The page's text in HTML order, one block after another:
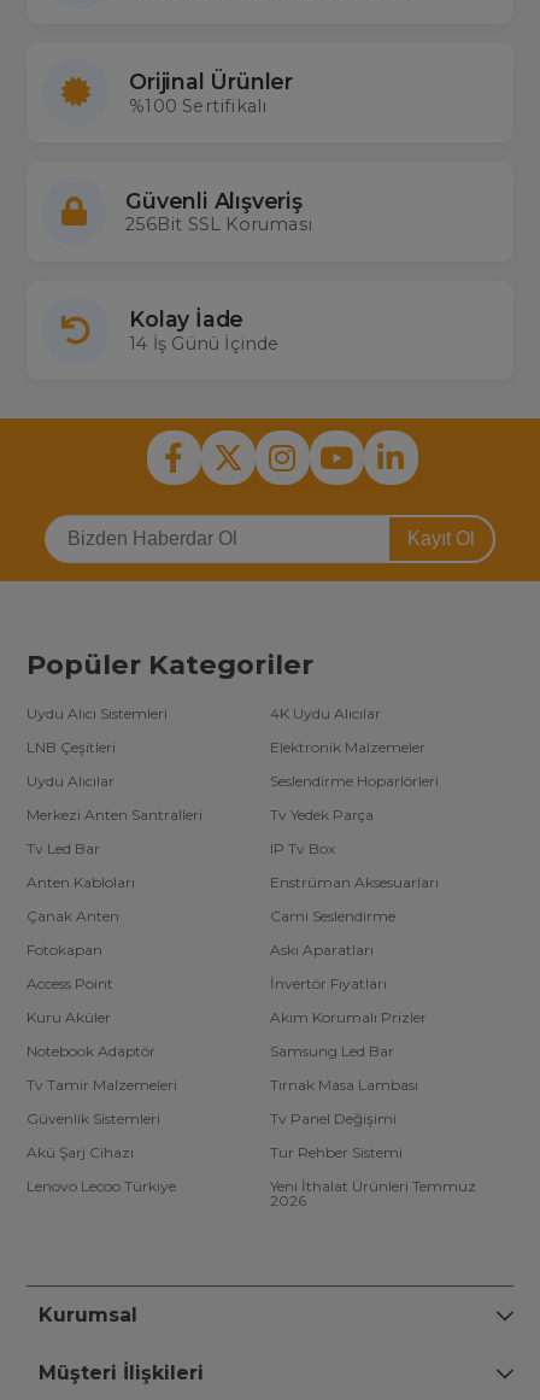
Orijinal Ürünler
%100 Sertifikalı
Güvenli Alışveriş
256Bit SSL Koruması
Kolay İade
14 İş Günü İçinde
Kayıt Ol
Popüler Kategoriler
Uydu Alıcı Sistemleri
4K Uydu Alıcılar
LNB Çeşitleri
Elektronik Malzemeler
Uydu Alıcılar
Seslendirme Hoparlörleri
Merkezi Anten Santralleri
Tv Yedek Parça
Tv Led Bar
IP Tv Box
Anten Kabloları
Enstrüman Aksesuarları
Çanak Anten
Cami Seslendirme
Fotokapan
Askı Aparatları
Access Point
İnvertör Fiyatları
Kuru Aküler
Akım Korumalı Prizler
Notebook Adaptör
Samsung Led Bar
Tv Tamir Malzemeleri
Tırnak Masa Lambası
Güvenlik Sistemleri
Tv Panel Değişimi
Akü Şarj Cihazı
Tur Rehber Sistemi
Lenovo Lecoo Türkiye
Yeni İthalat Ürünleri Temmuz
2026
Kurumsal
Müşteri İlişkileri